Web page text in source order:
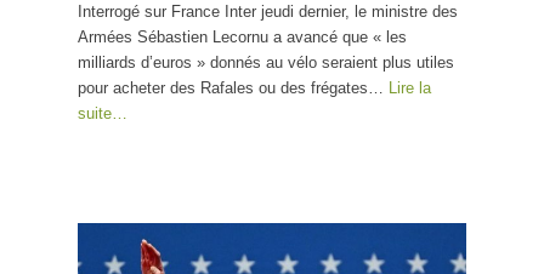
« milliards » donnés au
vélo
Interrogé sur France Inter jeudi dernier, le ministre des
Armées Sébastien Lecornu a avancé que « les
milliards d’euros » donnés au vélo seraient plus utiles
pour acheter des Rafales ou des frégates… Lire la
suite…